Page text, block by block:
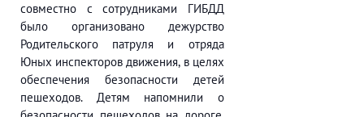
совместно с сотрудниками ГИБДД
было организовано дежурство
Родительского патруля и отряда
Юных инспекторов движения, в целях
обеспечения безопасности детей
пешеходов. Детям напомнили о